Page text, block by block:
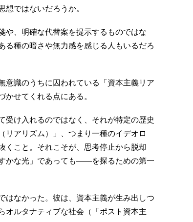
想ではないだろうか。
や、明確な代替案を提示するものではな
る種の暗さや無力感を感じる人もいるだろ
意識のうちに囚われている「資本主義リア
かせてくれる点にある。
受け入れるのではなく、それが特定の歴史
リアリズム）」、つまり一種のイデオロ
くこと。それこそが、思考停止から脱却
かな光」であっても――を探るための第一
はなかった。彼は、資本主義が生み出しつ
オルタナティブな社会（「ポスト資本主